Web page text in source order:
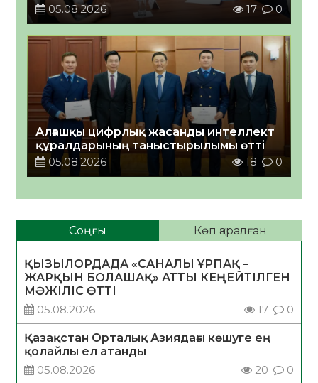
05.08.2026
17 0
Алғашқы цифрлық жасанды интеллект
құралдарының таныстырылымы өтті
05.08.2026
18 0
Соңғы Көп қаралған
ҚЫЗЫЛОРДАДА «САНАЛЫ ҰРПАҚ –
ЖАРҚЫН БОЛАШАҚ» АТТЫ КЕҢЕЙТІЛГЕН
МӘЖІЛІС ӨТТІ
05.08.2026
17 0
Қазақстан Орталық Азиядағы көшуге ең
қолайлы ел атанды
05.08.2026
20 0